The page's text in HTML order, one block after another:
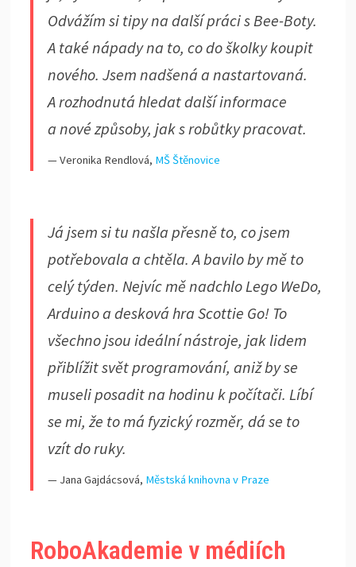
Odvážím si tipy na další práci s Bee-Boty.
A také nápady na to, co do školky koupit
nového. Jsem nadšená a nastartovaná.
A rozhodnutá hledat další informace
a nové způsoby, jak s robůtky pracovat.
— Veronika Rendlová, MŠ Štěnovice
Já jsem si tu našla přesně to, co jsem
potřebovala a chtěla. A bavilo by mě to
celý týden. Nejvíc mě nadchlo Lego WeDo,
Arduino a desková hra Scottie Go! To
všechno jsou ideální nástroje, jak lidem
přiblížit svět programování, aniž by se
museli posadit na hodinu k počítači. Líbí
se mi, že to má fyzický rozměr, dá se to
vzít do ruky.
— Jana Gajdácsová, Městská knihovna v Praze
RoboAkademie v médiích